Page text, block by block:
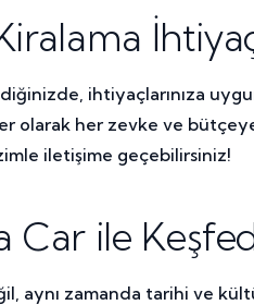
ihtiyaçlarınıza
olarak her zevke ve
iletişime geçebilirsiniz!
Car ile
aynı zamanda tarihi ve